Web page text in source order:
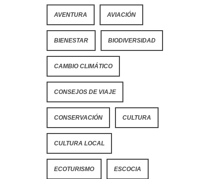
AVENTURA AVIACIÓN
BIENESTAR BIODIVERSIDAD
CAMBIO CLIMÁTICO
CONSEJOS DE VIAJE
CONSERVACIÓN CULTURA
CULTURA LOCAL
ECOTURISMO ESCOCIA